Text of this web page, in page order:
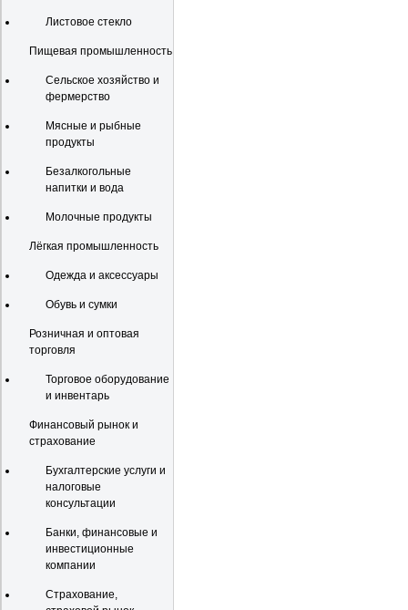
Листовое стекло
Пищевая промышленность
Сельское хозяйство и
фермерство
Мясные и рыбные
продукты
Безалкогольные
напитки и вода
Молочные продукты
Лёгкая промышленность
Одежда и аксессуары
Обувь и сумки
Розничная и оптовая
торговля
Торговое оборудование
и инвентарь
Финансовый рынок и
страхование
Бухгалтерские услуги и
налоговые
консультации
Банки, финансовые и
инвестиционные
компании
Страхование,